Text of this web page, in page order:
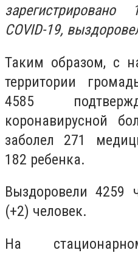
COVID-19,
Таким образом, с
территории
4585
коронавирусной
заболел 271
182 ребенка.
Выздоровели 4259
(+2) человек.
На